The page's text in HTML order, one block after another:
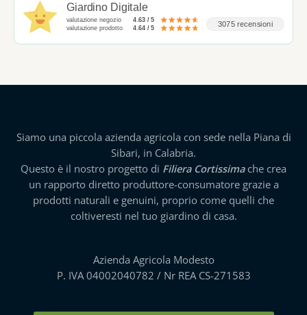
Giardino Digitale
valutazione negozio
4.63 / 5
valutazione prodotto
4.64 / 5 3075 recensioni
Siamo una piccola azienda agricola con sede nella Piana di
Sibari, in Calabria.
Questo è il nostro progetto di Filiera Cortissimache crea
un rapporto diretto produttore-consumatore grazie a
prodotti naturali e genuini, proprio come quelli che
coltiveresti nel tuo giardino di casa.
Azienda Agricola Modesto
P. IVA 04002040782 / Nr REA CS-271583